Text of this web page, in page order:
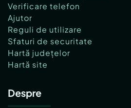
Verificare telefon
Ajutor
Reguli de utilizare
Sfaturi de securitate
Hartă județelor
Hartă site
Despre